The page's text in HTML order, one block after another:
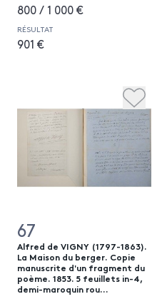
800 / 1 000 €
RÉSULTAT
901 €
67
Alfred de VIGNY (1797-1863).
La Maison du berger. Copie
manuscrite d'un fragment du
poème. 1853. 5 feuillets in-4,
demi-maroquin rou...